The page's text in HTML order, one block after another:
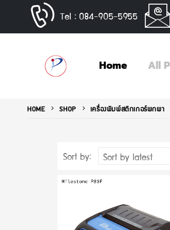
Tel : 084-905-5955
Home All
HOME SHOP เครื่องพิมพ์สติกเกอร์พกพา
Sort by: